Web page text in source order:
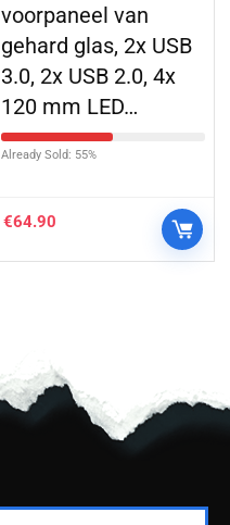
voorpaneel van
gehard glas, 2x USB
3.0, 2x USB 2.0, 4x
120 mm LED…
Already Sold: 55%
€64.90